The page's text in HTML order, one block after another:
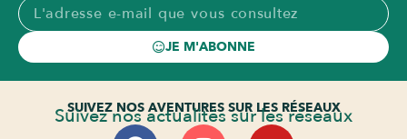
JE M'ABONNE
SUIVEZ NOS AVENTURES SUR LES RÉSEAUX
Suivez nos actualités sur les réseaux